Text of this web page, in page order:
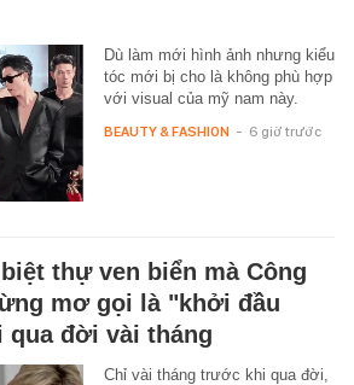
Dù làm mới hình ảnh nhưng kiểu
tóc mới bị cho là không phù hợp
với visual của mỹ nam này.
BEAUTY & FASHION - 6 giờ trước
thự ven biển mà Công
mơ gọi là "khởi đầu
đời vài tháng
Chỉ vài tháng trước khi qua đời,